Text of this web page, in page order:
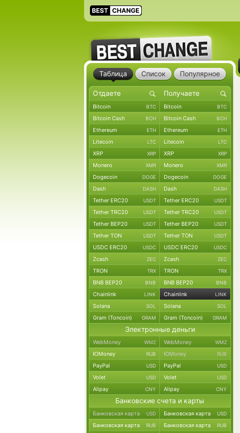
Таблица Список Популярное
Bitcoin BTC Bitcoin BTC
Bitcoin Cash BCH Bitcoin Cash BCH
Ethereum ETH Ethereum ETH
Litecoin LTC Litecoin LTC
XRP XRP XRP XRP
Monero XMR Monero XMR
Dogecoin DOGE Dogecoin DOGE
Dash DASH Dash DASH
Tether ERC20 USDT Tether ERC20 USDT
Tether TRC20 USDT Tether TRC20 USDT
Tether BEP20 USDT Tether BEP20 USDT
Tether TON USDT Tether TON USDT
USDC ERC20 USDC USDC ERC20 USDC
Zcash ZEC Zcash ZEC
TRON TRX TRON TRX
BNB BEP20 BNB BNB BEP20 BNB
Chainlink LINK Chainlink LINK
Solana SOL Solana SOL
Gram (Toncoin) GRAM Gram (Toncoin) GRAM
Электронные деньги
WebMoney WMZ WebMoney WMZ
ЮMoney RUB ЮMoney RUB
PayPal USD PayPal USD
Volet USD Volet USD
Alipay CNY Alipay CNY
Банковские счета и карты
Банковская карта USD Банковская карта USD
Банковская карта RUB Банковская карта RUB